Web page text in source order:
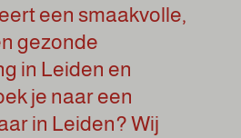
een smaakvolle,
gezonde
in Leiden en
je naar een
in Leiden? Wij